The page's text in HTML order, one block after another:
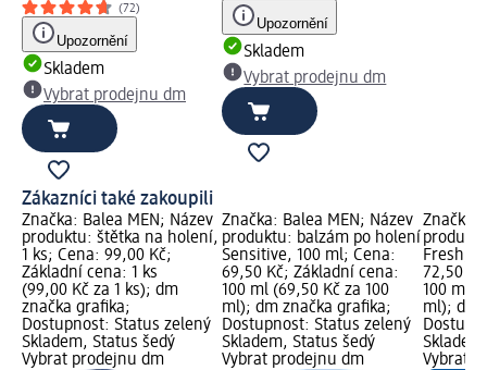
(72)
Upozornění
Skladem
Vybrat prodejnu dm
Upozornění
Skladem
Vybrat prodejnu dm
Zákazníci také zakoupili
Značka: Balea MEN; Název
produktu: štětka na holení,
1 ks; Cena: 99,00 Kč;
Základní cena: 1 ks
(99,00 Kč za 1 ks); dm
značka grafika;
Dostupnost: Status zelený
Skladem, Status šedý
Vybrat prodejnu dm
Značka: Balea MEN; Název
produktu: balzám po holení
Sensitive, 100 ml; Cena:
69,50 Kč; Základní cena:
100 ml (69,50 Kč za 100
ml); dm značka grafika;
Dostupnost: Status zelený
Skladem, Status šedý
Vybrat prodejnu dm
Značka:
Fresh,
72,50
100 ml
ml); dm
Vybrat